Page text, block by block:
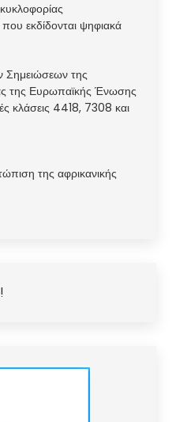
εκδίδονται ψηφιακά
Σημειώσεων της
της Ευρωπαϊκής Ένωσης
κλάσεις 4418, 7308 και
της αφρικανικής